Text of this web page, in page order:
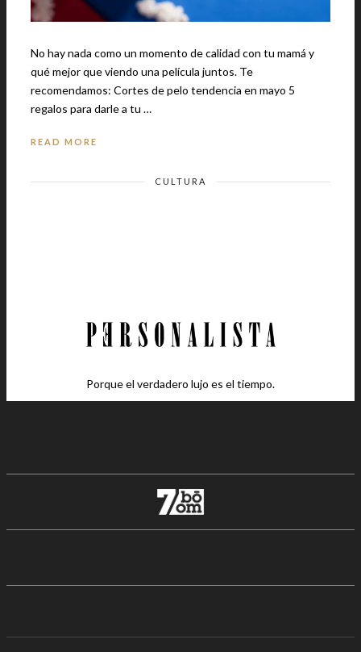
No hay nada como un momento de calidad con tu mamá y
qué mejor que viendo una película juntos. Te
recomendamos: Cortes de pelo tendencia en mayo 5
regalos para darle a tu …
READ MORE
CULTURA
Porque el verdadero lujo es el tiempo.